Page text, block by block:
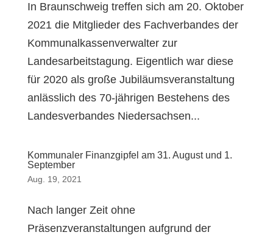
In Braunschweig treffen sich am 20. Oktober
2021 die Mitglieder des Fachverbandes der
Kommunalkassenverwalter zur
Landesarbeitstagung. Eigentlich war diese
für 2020 als große Jubiläumsveranstaltung
anlässlich des 70-jährigen Bestehens des
Landesverbandes Niedersachsen...
Kommunaler Finanzgipfel am 31. August und 1.
September
Aug. 19, 2021
Nach langer Zeit ohne
Präsenzveranstaltungen aufgrund der